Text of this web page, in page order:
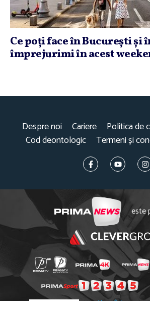
Ce poţi face în Bucureşti şi
împrejurimi în acest
Despre noi Cariere
Politica de
Cod deontologic
Termeni și
este